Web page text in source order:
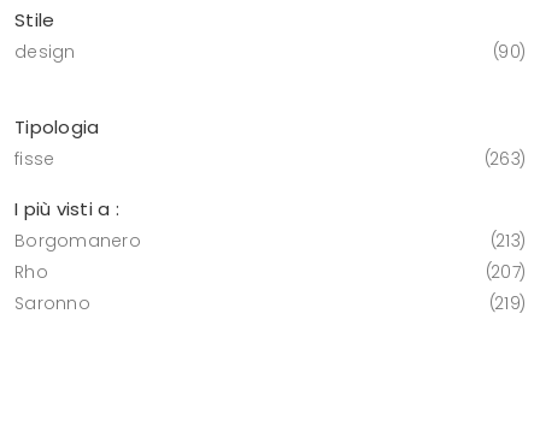
Stile
design 90
Tipologia
fisse 263
I più visti a :
Borgomanero
213
Rho
207
Saronno
219